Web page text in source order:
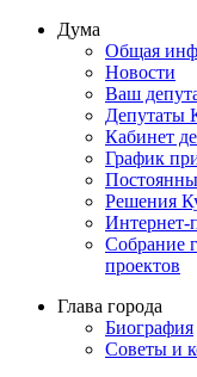
Дума
Общая
Новости
Ваш
Депутаты
Кабинет
График
Решения
Интернет-
Собрание
проектов
Глава города
Биография
Советы и